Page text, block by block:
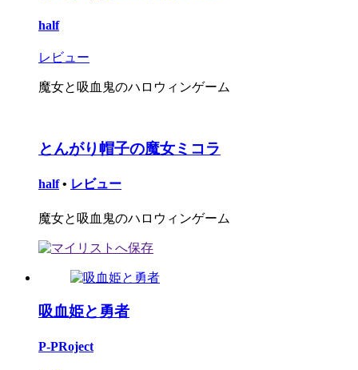
half
レビュー
魔女と吸血鬼のハロウィンゲーム
とんがり帽子の魔女ミコラ
half • レビュー
魔女と吸血鬼のハロウィンゲーム
吸血姫と勇者
P-PRoject